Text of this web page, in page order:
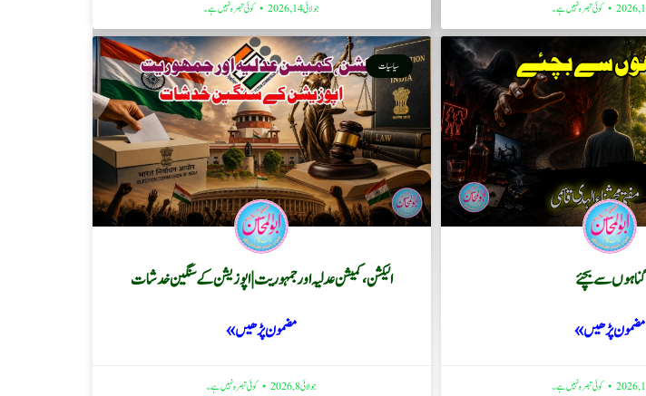
کوئی تبصرہ نہیں ہے۔ جولائی 14, 2026 کوئی تبصرہ نہیں ہے۔
گناہوں سے بچئے
مضمون پڑھیں »
کوئی تبصرہ نہیں ہے۔
سیاسیات
الیکشن، کمیشن عدلیہ اور جمہوریت | اپوزیشن کے سنگین خدشات
مضمون پڑھیں »
جولائی 8, 2026 کوئی تبصرہ نہیں ہے۔